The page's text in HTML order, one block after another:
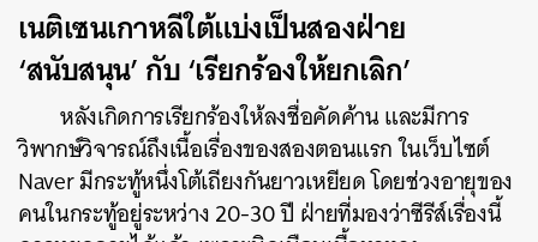
เนติเซนเกาหลีใต้แบ่งเป็นสองฝ่าย
‘สนับสนุน’ กับ ‘เรียกร้องให้ยกเลิก’
หลังเกิดการเรียกร้องให้ลงชื่อคัดค้าน และมีการ
วิพากษ์วิจารณ์ถึงเนื้อเรื่องของสองตอนแรก ในเว็บไซต์
Naver มีกระทู้หนึ่งโต้เถียงกันยาวเหยียด โดยช่วงอายุของ
คนในกระทู้อยู่ระหว่าง 20-30 ปี ฝ่ายที่มองว่าซีรีส์เรื่องนี้